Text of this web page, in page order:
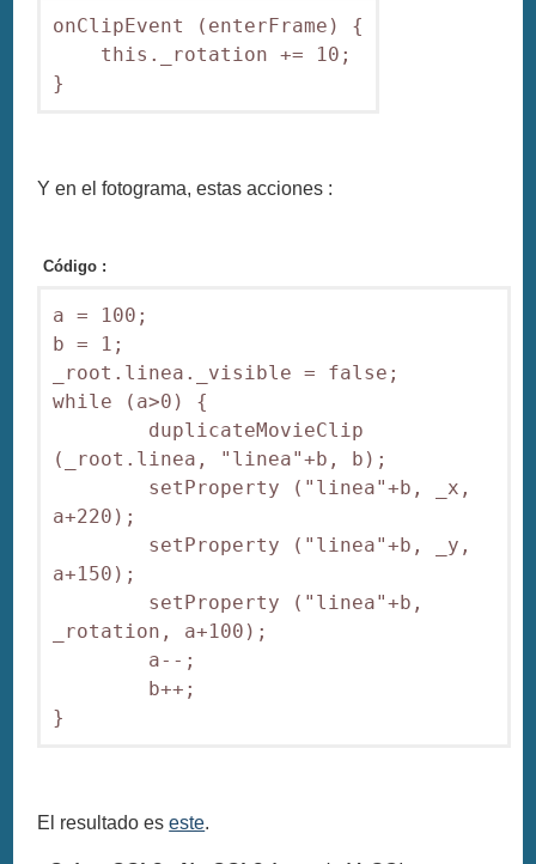
onClipEvent (enterFrame) {
this._rotation += 10;
}
Y en el fotograma, estas acciones :
Código :
a = 100;
b = 1;
_root.linea._visible = false;
while (a>0) {
duplicateMovieClip
(_root.linea, "linea"+b, b);
setProperty ("linea"+b, _x,
a+220);
setProperty ("linea"+b, _y,
a+150);
setProperty ("linea"+b,
_rotation, a+100);
a--;
b++;
}
El resultado eseste.